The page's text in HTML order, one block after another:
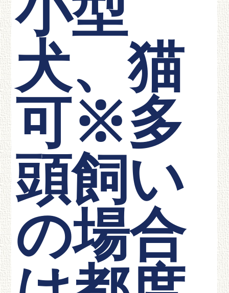
犬、猫
可※多
頭飼い
の場合